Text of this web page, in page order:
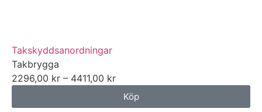
Takskyddsanordningar
Takbrygga
2296,00 kr – 4411,00 kr
Köp